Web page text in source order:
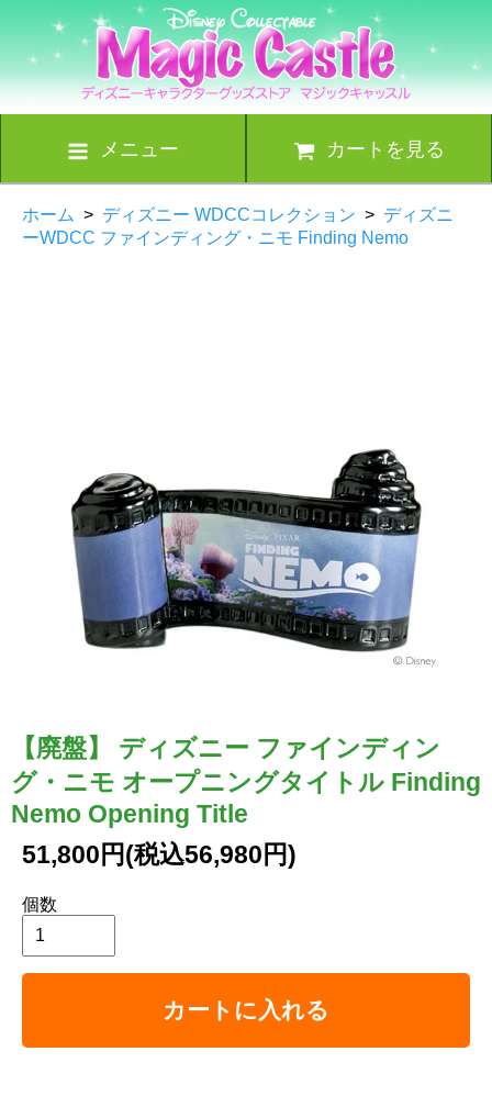
メニュー カートを見る
ホーム > ディズニー WDCCコレクション > ディズニ
ーWDCC ファインディング・ニモ Finding Nemo
【廃盤】 ディズニー ファインディン
グ・ニモ オープニングタイトル Finding
Nemo Opening Title
51,800円(税込56,980円)
個数
カートに入れる